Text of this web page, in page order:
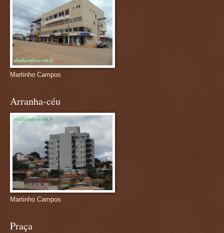
Martinho Campos
Arranha-céu
Martinho Campos
Praça